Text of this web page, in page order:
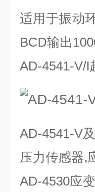
适用于振动
BCD输出
AD-4541-V/I
AD-4541-V
压力传感器,
AD-4530应